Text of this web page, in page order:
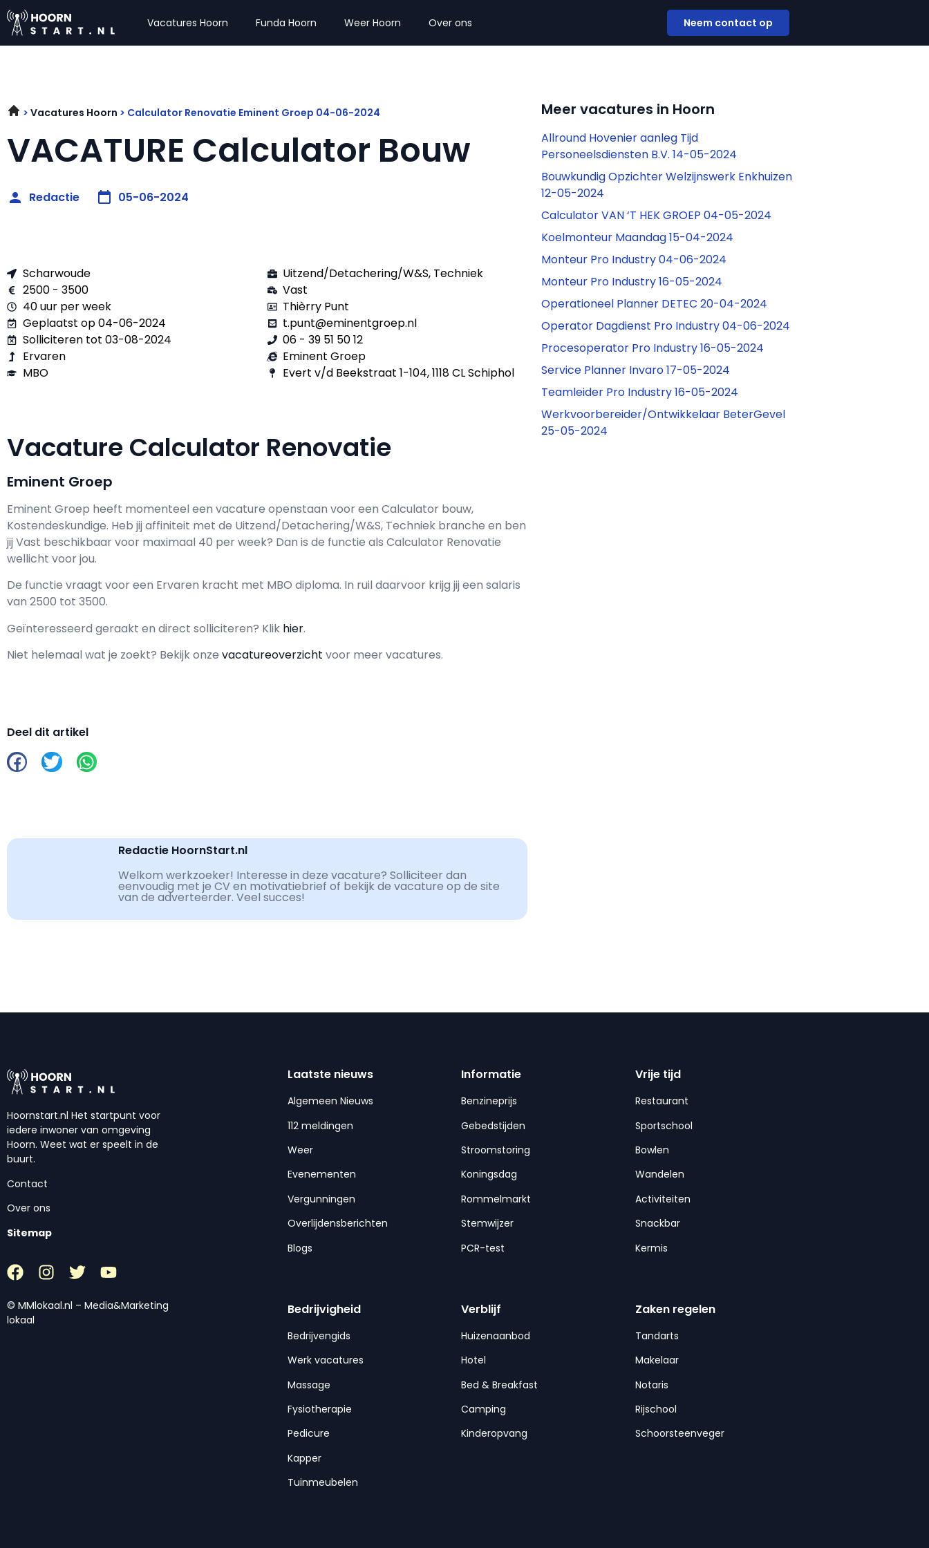
Vacatures Hoorn Funda Hoorn Weer Hoorn Over ons Neem contact op
Vacatures Hoorn Calculator Renovatie Eminent Groep 04-06-2024
VACATURE Calculator Bouw
Redactie 05-06-2024
Scharwoude
2500 - 3500
40 uur per week
Geplaatst op 04-06-2024
Solliciteren tot 03-08-2024
Ervaren
MBO
Uitzend/Detachering/W&S, Techniek
Vast
Thièrry Punt
t.punt@eminentgroep.nl
06 - 39 51 50 12
Eminent Groep
Evert v/d Beekstraat 1-104, 1118 CL Schiphol
Vacature Calculator Renovatie
Eminent Groep
Eminent Groep heeft momenteel een vacature openstaan voor een Calculator bouw,
Kostendeskundige. Heb jij affiniteit met de Uitzend/Detachering/W&S, Techniek branche en ben
jij Vast beschikbaar voor maximaal 40 per week? Dan is de functie als Calculator Renovatie
wellicht voor jou.
De functie vraagt voor een Ervaren kracht met MBO diploma. In ruil daarvoor krijg jij een salaris
van 2500 tot 3500.
Geïnteresseerd geraakt en direct solliciteren? Klik hier.
Niet helemaal wat je zoekt? Bekijk onze vacatureoverzicht voor meer vacatures.
Deel dit artikel
Redactie HoornStart.nl
Welkom werkzoeker! Interesse in deze vacature? Solliciteer dan
eenvoudig met je CV en motivatiebrief of bekijk de vacature op de site
van de adverteerder. Veel succes!
Meer vacatures in Hoorn
Allround Hovenier aanleg Tijd
Personeelsdiensten B.V. 14-05-2024
Bouwkundig Opzichter Welzijnswerk Enkhuizen
12-05-2024
Calculator VAN ‘T HEK GROEP 04-05-2024
Koelmonteur Maandag 15-04-2024
Monteur Pro Industry 04-06-2024
Monteur Pro Industry 16-05-2024
Operationeel Planner DETEC 20-04-2024
Operator Dagdienst Pro Industry 04-06-2024
Procesoperator Pro Industry 16-05-2024
Service Planner Invaro 17-05-2024
Teamleider Pro Industry 16-05-2024
Werkvoorbereider/Ontwikkelaar BeterGevel
25-05-2024
Hoornstart.nl Het startpunt voor
iedere inwoner van omgeving
Hoorn. Weet wat er speelt in de
buurt.
Contact
Over ons
Sitemap
© MMlokaal.nl – Media&Marketing
lokaal
Laatste nieuws
Algemeen Nieuws
112 meldingen
Weer
Evenementen
Vergunningen
Overlijdensberichten
Blogs
Informatie
Benzineprijs
Gebedstijden
Stroomstoring
Koningsdag
Rommelmarkt
Stemwijzer
PCR-test
Vrije tijd
Restaurant
Sportschool
Bowlen
Wandelen
Activiteiten
Snackbar
Kermis
Bedrijvigheid
Bedrijvengids
Werk vacatures
Massage
Fysiotherapie
Pedicure
Kapper
Tuinmeubelen
Verblijf
Huizenaanbod
Hotel
Bed & Breakfast
Camping
Kinderopvang
Zaken regelen
Tandarts
Makelaar
Notaris
Rijschool
Schoorsteenveger